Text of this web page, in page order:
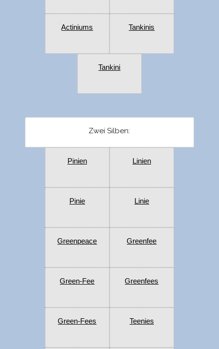
Actiniums Tankinis
Tankini
Zwei Silben:
Pinien Linien
Pinie Linie
Greenpeace Greenfee
Green-Fee Greenfees
Green-Fees Teenies